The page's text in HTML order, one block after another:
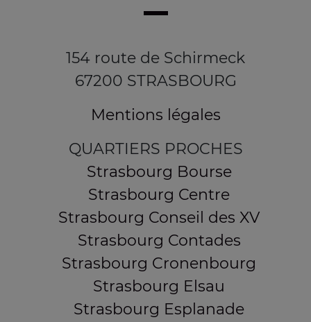
154 route de Schirmeck
67200 STRASBOURG
Mentions légales
QUARTIERS PROCHES
Strasbourg Bourse
Strasbourg Centre
Strasbourg Conseil des XV
Strasbourg Contades
Strasbourg Cronenbourg
Strasbourg Elsau
Strasbourg Esplanade